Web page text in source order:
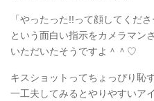
「やったった!!って顔してくださ
という面白い指示をカメラマン
いただいたそうですよ＾＾♡
キスショットってちょっぴり恥
一工夫してみるとやりやすいア